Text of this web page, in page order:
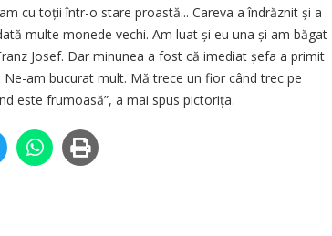
cu toții într-o stare proastă... Careva a îndrăznit și a
multe monede vechi. Am luat și eu una și am băgat-
Josef. Dar minunea a fost că imediat șefa a primit
am bucurat mult. Mă trece un fior când trec pe
este frumoasă”, a mai spus pictorița.